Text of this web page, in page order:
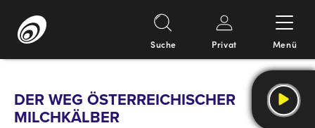
Inhalt
Suche Privat Menü
DER WEG ÖSTERREICHISCHER
MILCHKÄLBER